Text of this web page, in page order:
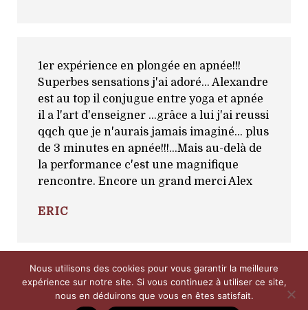
1er expérience en plongée en apnée!!!
Superbes sensations j'ai adoré... Alexandre
est au top il conjugue entre yoga et apnée
il a l'art d'enseigner ...grâce a lui j'ai reussi
qqch que je n'aurais jamais imaginé... plus
de 3 minutes en apnée!!!...Mais au-delà de
la performance c'est une magnifique
rencontre. Encore un grand merci Alex
ERIC
Nous utilisons des cookies pour vous garantir la meilleure
expérience sur notre site. Si vous continuez à utiliser ce site,
nous en déduirons que vous en êtes satisfait.